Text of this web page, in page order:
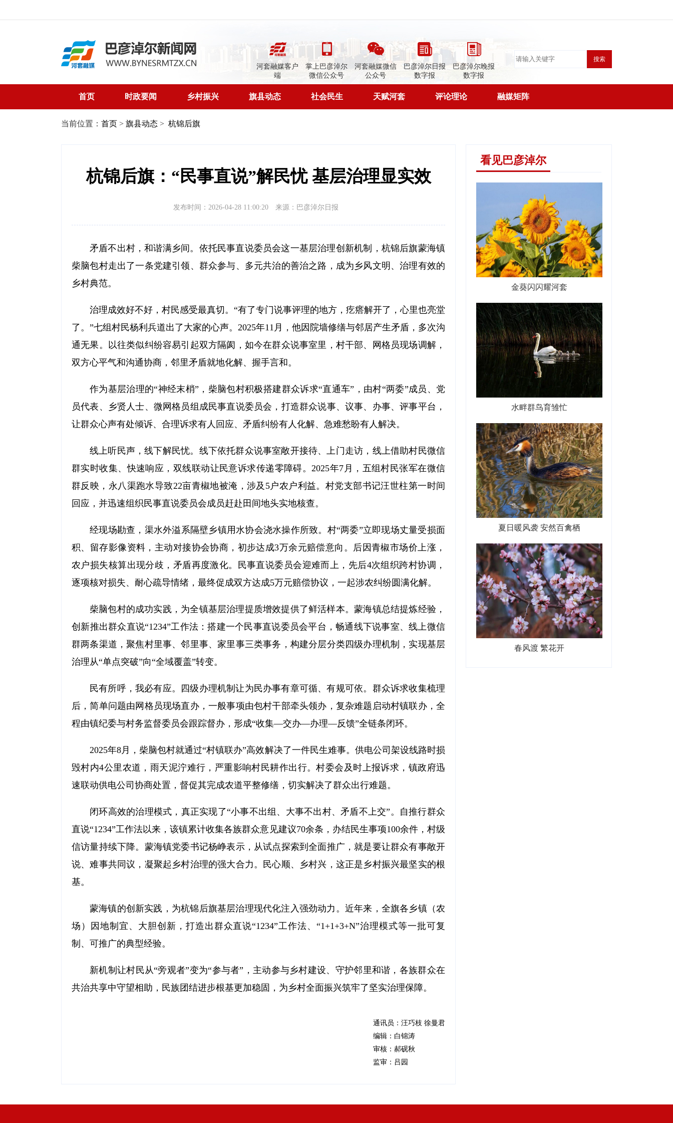
河套融媒客户
端
掌上巴彦淖尔
微信公众号
河套融媒微信
公众号
巴彦淖尔日报
数字报
巴彦淖尔晚报
数字报
搜索
首页 时政要闻 乡村振兴 旗县动态 社会民生 天赋河套 评论理论 融媒矩阵
当前位置： 首页 > 旗县动态 > 杭锦后旗
杭锦后旗：“民事直说”解民忧 基层治理显实效
发布时间：2026-04-28 11:00:20 来源：巴彦淖尔日报
矛盾不出村，和谐满乡间。依托民事直说委员会这一基层治理创新机制，杭锦后旗蒙海镇
柴脑包村走出了一条党建引领、群众参与、多元共治的善治之路，成为乡风文明、治理有效的
乡村典范。
治理成效好不好，村民感受最真切。“有了专门说事评理的地方，疙瘩解开了，心里也亮堂
了。”七组村民杨利兵道出了大家的心声。2025年11月，他因院墙修缮与邻居产生矛盾，多次沟
通无果。以往类似纠纷容易引起双方隔阂，如今在群众说事室里，村干部、网格员现场调解，
双方心平气和沟通协商，邻里矛盾就地化解、握手言和。
作为基层治理的“神经末梢”，柴脑包村积极搭建群众诉求“直通车”，由村“两委”成员、党
员代表、乡贤人士、微网格员组成民事直说委员会，打造群众说事、议事、办事、评事平台，
让群众心声有处倾诉、合理诉求有人回应、矛盾纠纷有人化解、急难愁盼有人解决。
线上听民声，线下解民忧。线下依托群众说事室敞开接待、上门走访，线上借助村民微信
群实时收集、快速响应，双线联动让民意诉求传递零障碍。2025年7月，五组村民张军在微信
群反映，永八渠跑水导致22亩青椒地被淹，涉及5户农户利益。村党支部书记汪世柱第一时间
回应，并迅速组织民事直说委员会成员赶赴田间地头实地核查。
经现场勘查，渠水外溢系隔壁乡镇用水协会浇水操作所致。村“两委”立即现场丈量受损面
积、留存影像资料，主动对接协会协商，初步达成3万余元赔偿意向。后因青椒市场价上涨，
农户损失核算出现分歧，矛盾再度激化。民事直说委员会迎难而上，先后4次组织跨村协调，
逐项核对损失、耐心疏导情绪，最终促成双方达成5万元赔偿协议，一起涉农纠纷圆满化解。
柴脑包村的成功实践，为全镇基层治理提质增效提供了鲜活样本。蒙海镇总结提炼经验，
创新推出群众直说“1234”工作法：搭建一个民事直说委员会平台，畅通线下说事室、线上微信
群两条渠道，聚焦村里事、邻里事、家里事三类事务，构建分层分类四级办理机制，实现基层
治理从“单点突破”向“全域覆盖”转变。
民有所呼，我必有应。四级办理机制让为民办事有章可循、有规可依。群众诉求收集梳理
后，简单问题由网格员现场直办，一般事项由包村干部牵头领办，复杂难题启动村镇联办，全
程由镇纪委与村务监督委员会跟踪督办，形成“收集—交办—办理—反馈”全链条闭环。
2025年8月，柴脑包村就通过“村镇联办”高效解决了一件民生难事。供电公司架设线路时损
毁村内4公里农道，雨天泥泞难行，严重影响村民耕作出行。村委会及时上报诉求，镇政府迅
速联动供电公司协商处置，督促其完成农道平整修缮，切实解决了群众出行难题。
闭环高效的治理模式，真正实现了“小事不出组、大事不出村、矛盾不上交”。自推行群众
直说“1234”工作法以来，该镇累计收集各族群众意见建议70余条，办结民生事项100余件，村级
信访量持续下降。蒙海镇党委书记杨峥表示，从试点探索到全面推广，就是要让群众有事敞开
说、难事共同议，凝聚起乡村治理的强大合力。民心顺、乡村兴，这正是乡村振兴最坚实的根
基。
蒙海镇的创新实践，为杭锦后旗基层治理现代化注入强劲动力。近年来，全旗各乡镇（农
场）因地制宜、大胆创新，打造出群众直说“1234”工作法、“1+1+3+N”治理模式等一批可复
制、可推广的典型经验。
新机制让村民从“旁观者”变为“参与者”，主动参与乡村建设、守护邻里和谐，各族群众在
共治共享中守望相助，民族团结进步根基更加稳固，为乡村全面振兴筑牢了坚实治理保障。
通讯员：汪巧枝 徐曼君
编辑：白锦涛
审核：郝砚秋
监审：吕园
看见巴彦淖尔
金葵闪闪耀河套
水畔群鸟育雏忙
夏日暖风袭 安然百禽栖
春风渡 繁花开